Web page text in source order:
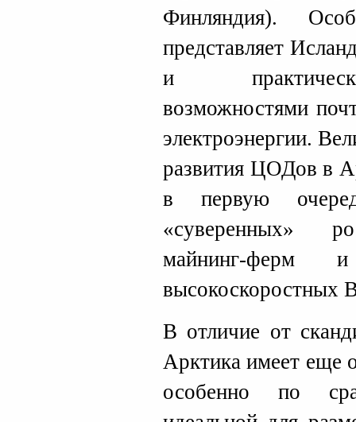
Финляндия).
представляет
и
возможностями
электроэнергии.
развития ЦОДов в
в первую
«суверенных»
майнинг-ферм
высокоскоростных
В отличие от
Арктика имеет еще
особенно по